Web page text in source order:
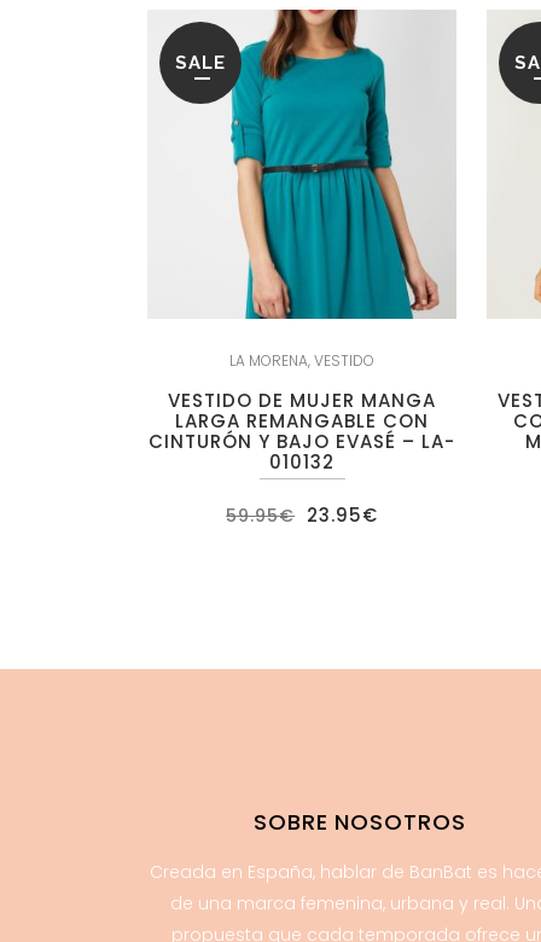
SALE
LA MORENA,VESTIDO
VESTIDO DE MUJER MANGA
LARGA REMANGABLE CON
CINTURÓN Y BAJO EVASÉ – LA-
010132
59.95€ El
precio
23.95€
SOBRE NOSOTROS
Creada en España, hablar de BanBat es
de una marca femenina, urbana y real.
propuesta que cada temporada ofrece